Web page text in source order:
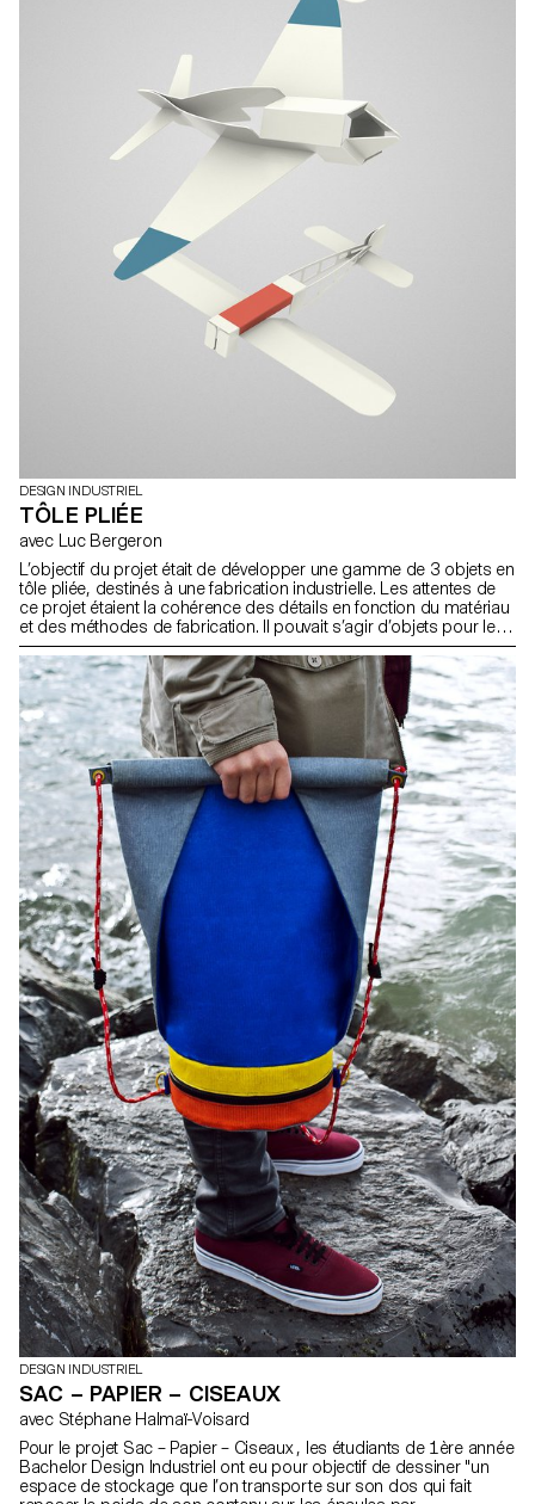
DESIGN INDUSTRIEL
TÔLE PLIÉE
avec Luc Bergeron
L’objectif du projet était de développer une gamme de 3 objets en
tôle pliée, destinés à une fabrication industrielle. Les attentes de
ce projet étaient la cohérence des détails en fonction du matériau
et des méthodes de fabrication. Il pouvait s’agir d’objets pour le
bureau, pour le jardin, pour la cuisine, pour l’atelier, etc.
DESIGN INDUSTRIEL
SAC – PAPIER – CISEAUX
avec Stéphane Halmaï-Voisard
Pour le projet Sac – Papier – Ciseaux , les étudiants de 1ère année
Bachelor Design Industriel ont eu pour objectif de dessiner "un
espace de stockage que l’on transporte sur son dos qui fait